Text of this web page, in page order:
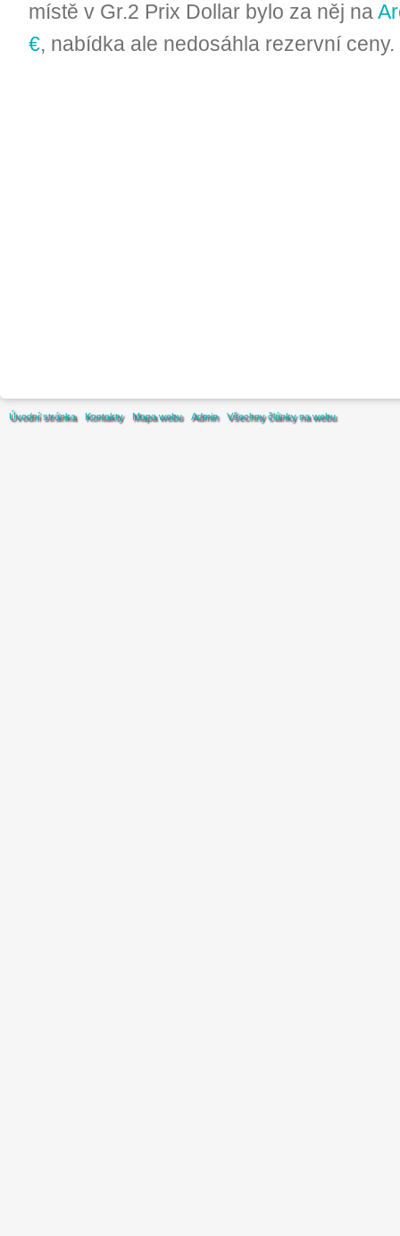
místě v Gr.2 Prix Dollar bylo za něj na
€, nabídka ale nedosáhla rezervní ceny.
Úvodní stránka Kontakty Mapa webu Admin Všechny články na webu